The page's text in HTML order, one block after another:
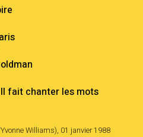
fait chanter les mots
Williams), 01 janvier 1988